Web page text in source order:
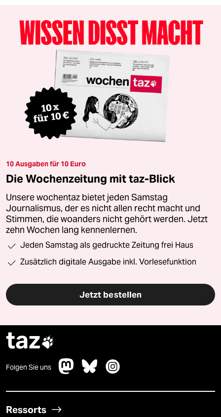
10 Ausgaben für 10 Euro
Die Wochenzeitung mit taz-Blick
Unsere wochentaz bietet jeden Samstag
Journalismus, der es nicht allen recht macht und
Stimmen, die woanders nicht gehört werden. Jetzt
zehn Wochen lang kennenlernen.
Jeden Samstag als gedruckte Zeitung frei Haus
Zusätzlich digitale Ausgabe inkl. Vorlesefunktion
Jetzt bestellen
taz
Folgen Sie uns
Ressorts